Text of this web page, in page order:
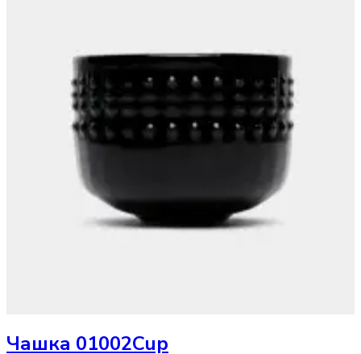
Чашка 01002Cup